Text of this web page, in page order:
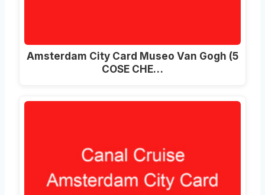
Amsterdam City Card Museo Van Gogh (5
COSE CHE…